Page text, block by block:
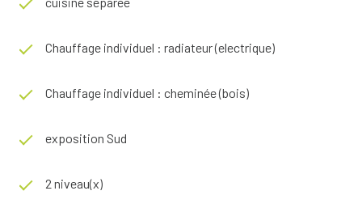
Chauffage individuel : radiateur (electrique)
Chauffage individuel : cheminée (bois)
exposition Sud
2 niveau(x)